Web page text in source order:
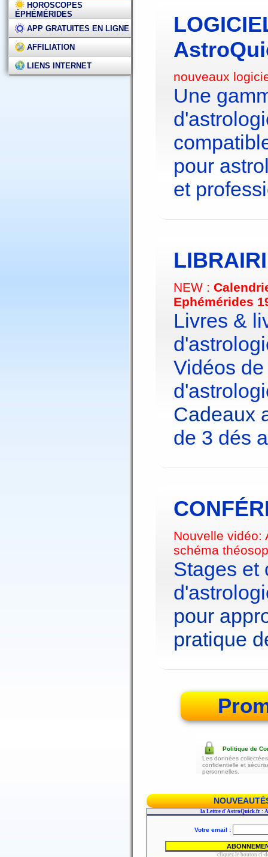
HOROSCOPES
ÉPHÉMÉRIDES
APP GRATUITES EN LIGNE
AFFILIATION
LIENS INTERNET
nouveaux
Une
pour
et
NEW :
Ephémérides
Livres &
Vidéos
Cadeaux
de 3 dés
Nouvelle vidéo:
schéma
Stages et
pour
pratique
Politique de
Les données
confidentielle et
personnelles.